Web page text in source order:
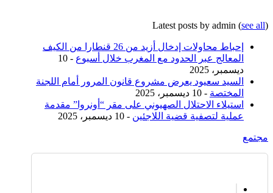
Latest posts by admin (see all)
إحباط محاولات إدخال أزيد من 26 قنطارا من الكيف
المعالج عبر الحدود مع المغرب خلال أسبوع
- 10
ديسمبر، 2025
السيد سعيود يعرض مشروع قانون المرور أمام اللجنة
المختصة - 10 ديسمبر، 2025
استيلاء الاحتلال الصهيوني على مقر “أونروا” مقدمة
عملية لتصفية قضية اللاجئين - 10 ديسمبر، 2025
مجتمع